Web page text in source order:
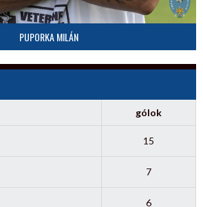
PUPORKA MILÁN
gólok
15
7
6